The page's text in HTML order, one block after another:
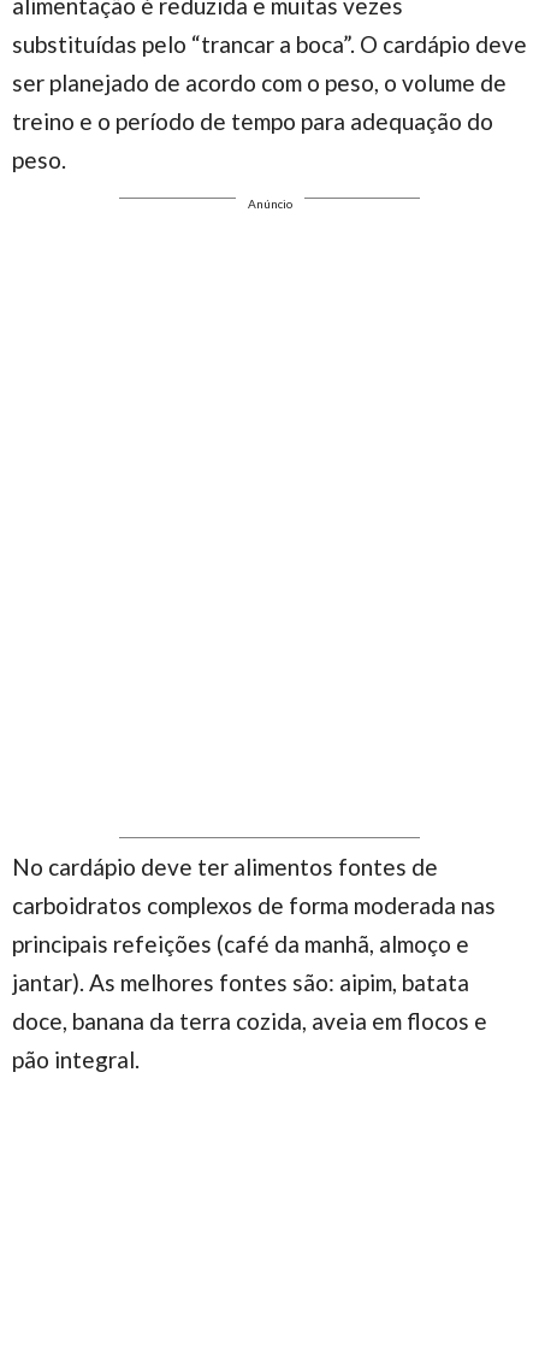
alimentação é reduzida e muitas vezes
substituídas pelo “trancar a boca”. O cardápio deve
ser planejado de acordo com o peso, o volume de
treino e o período de tempo para adequação do
peso.
Anúncio
No cardápio deve ter alimentos fontes de
carboidratos complexos de forma moderada nas
principais refeições (café da manhã, almoço e
jantar). As melhores fontes são: aipim, batata
doce, banana da terra cozida, aveia em flocos e
pão integral.